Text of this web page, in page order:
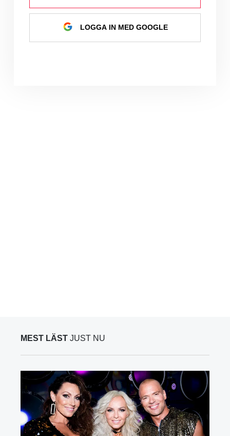
LOGGA IN MED GOOGLE
MEST LÄST JUST NU